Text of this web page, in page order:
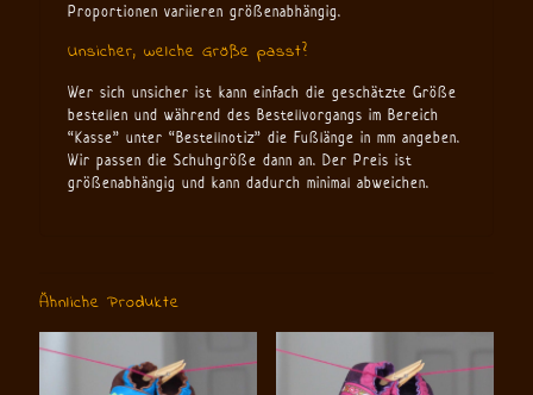
Proportionen variieren größenabhängig.
Unsicher, welche Größe passt?
Wer sich unsicher ist kann einfach die geschätzte Größe
bestellen und während des Bestellvorgangs im Bereich
“Kasse” unter “Bestellnotiz” die Fußlänge in mm angeben.
Wir passen die Schuhgröße dann an. Der Preis ist
größenabhängig und kann dadurch minimal abweichen.
Ähnliche Produkte